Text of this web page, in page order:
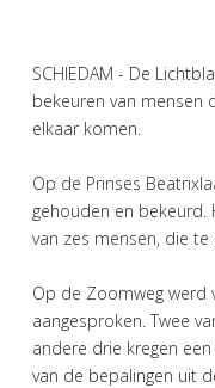
SCHIEDAM - De
bekeuren van mensen
elkaar komen.
Op de Prinses
gehouden en
van zes mensen, die
Op de Zoomweg werd
aangesproken. Twee
andere drie kregen
van de bepalingen uit